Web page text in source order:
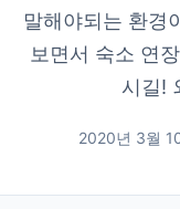
말해야되는 환경
보면서 숙소 연
시길!
2020년 3월